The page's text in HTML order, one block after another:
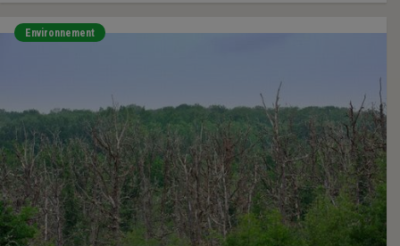
Environnement